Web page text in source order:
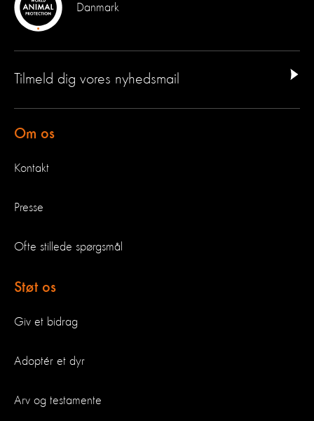
Danmark
Tilmeld dig vores nyhedsmail
Om os
Kontakt
Presse
Ofte stillede spørgsmål
Støt os
Giv et bidrag
Adoptér et dyr
Arv og testamente